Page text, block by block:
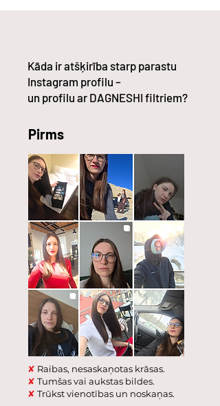
Kāda ir atšķirība starp parastu
Instagram profilu –
un profilu ar DAGNESHI filtriem?
Pirms
✘ Raibas, nesaskaņotas krāsas.
✘ Tumšas vai aukstas bildes.
✘ Trūkst vienotības un noskaņas.